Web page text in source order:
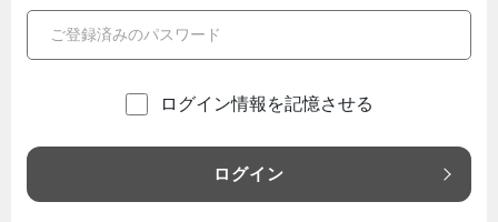
ログイン情報を記憶させる
ログイン